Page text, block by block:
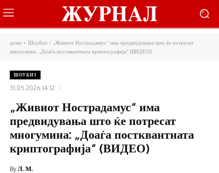
дома Шоубиз
„Живиот Нострадамус“ има предвидувања што ќе потресат
многумина: „Доаѓа постквантната криптографија“ (ВИДЕО)
ШОУБИЗ
31.05.2026 14:12
„Живиот Нострадамус“ има
предвидувања што ќе потресат
многумина: „Доаѓа постквантната
криптографија“ (ВИДЕО)
ByЛ. М.